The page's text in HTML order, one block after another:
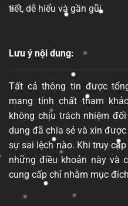
tiết, dễ hiểu và gần gũi.
Lưu ý nội dung:
Tất cả thông tin được
mang tính chất tham
không chịu trách nhiệm
dung đã chia sẻ và xin
sự sai lệch nào. Khi truy
những điều khoản này và
cung cấp chỉ nhằm mục